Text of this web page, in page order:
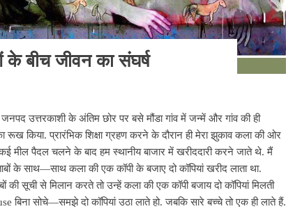
के बीच जीवन का संघर्ष
उत्तरकाशी के अंतिम छोर पर बसे मौंडा गांव में जन्में और गांव की ही
रूख किया. प्रारंभिक शिक्षा ग्रहण करने के दौरान ही मेरा झुकाव कला की ओर
मील पैदल चलने के बाद हम स्थानीय बाजार में खरीददारी करने जाते थे. मैं
के साथ—साथ कला की एक कॉपी के बजाए दो कॉपियां खरीद लाता था.
सूची से मिलान करते तो उन्हें कला की एक कॉपी बजाय दो कॉपियां मिलती
बिना सोचे—समझे दो कॉपियां उठा लाते हो. जबकि सारे बच्चे तो एक ही लाते हैं.